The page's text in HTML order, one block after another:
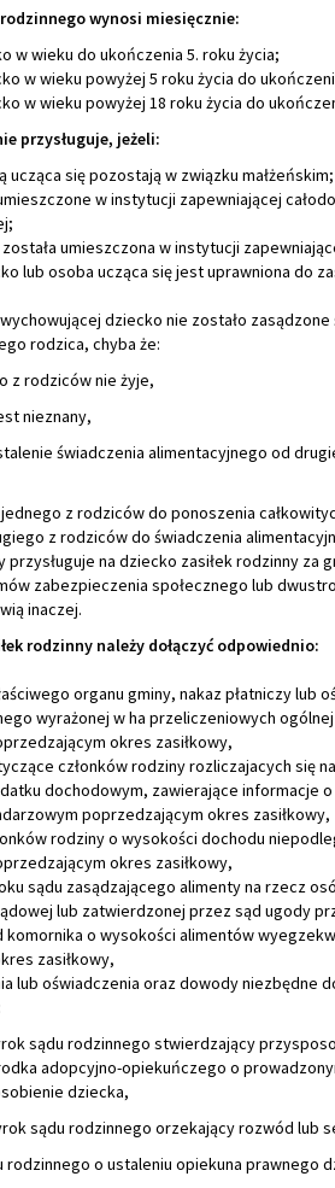
wynosi miesięcznie:
w wieku do ukończenia 5. roku życia;
w wieku powyżej 5 roku życia do
w wieku powyżej 18 roku życia do
przysługuje, jeżeli:
ucząca się pozostają w związku małżeńskim;
w instytucji zapewniającej
umieszczona w instytucji
lub osoba ucząca się jest uprawniona do
dziecko nie zostało
rodzica, chyba że:
z rodziców nie żyje,
nieznany,
świadczenia alimentacyjnego od
z rodziców do ponoszenia
z rodziców do świadczenia
przysługuje na dziecko zasiłek rodzinny za
zabezpieczenia społecznego lub
inaczej.
rodzinny należy dołączyć odpowiednio:
organu gminy, nakaz płatniczy lub
wyrażonej w ha przeliczeniowych
okres zasiłkowy,
członków rodziny rozliczajacych się
dochodowym, zawierające informacje
poprzedzającym okres zasiłkowy,
rodziny o wysokości dochodu
okres zasiłkowy,
sądu zasądzającego alimenty na rzecz
lub zatwierdzonej przez sąd ugody
komornika o wysokości alimentów
zasiłkowy,
lub oświadczenia oraz dowody niezbędne
sądu rodzinnego stwierdzający
adopcyjno-opiekuńczego o
dziecka,
sądu rodzinnego orzekający rozwód lub
rodzinnego o ustaleniu opiekuna prawnego